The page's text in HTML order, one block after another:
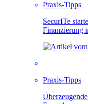
Praxis-Tipps
SecurITe
Finanzierung
Praxis-Tipps